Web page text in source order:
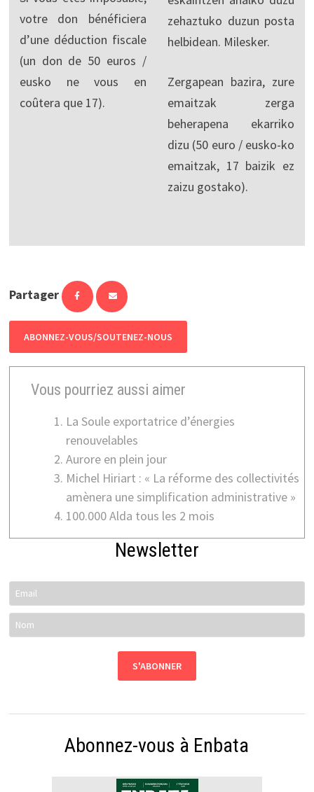
votre don bénéficiera
d’une déduction fiscale
(un don de 50 euros /
eusko ne vous en
coûtera que 17).
zehaztuko duzun posta
helbidean. Milesker.
Zergapean bazira, zure
emaitzak zerga
beherapena ekarriko
dizu (50 euro / eusko-ko
emaitzak, 17 baizik ez
zaizu gostako).
Partager
ABONNEZ-VOUS/SOUTENEZ-NOUS
Vous pourriez aussi aimer
La Soule exportatrice d’énergies
renouvelables
Aurore en plein jour
Michel Hiriart : « La réforme des collectivités
amènera une simplification administrative »
100.000 Alda tous les 2 mois
Newsletter
Abonnez-vous à Enbata